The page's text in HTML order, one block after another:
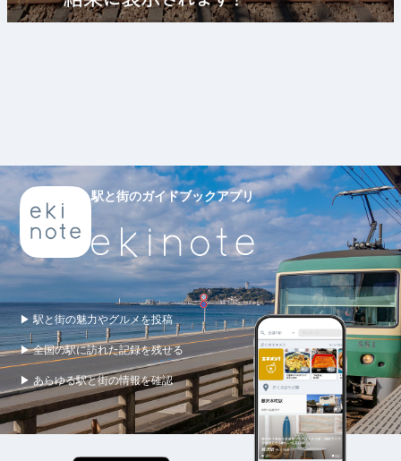
駅と街のガイドブックアプリ
▶ 駅と街の魅力やグルメを投稿
▶ 全国の駅に訪れた記録を残せる
▶ あらゆる駅と街の情報を確認